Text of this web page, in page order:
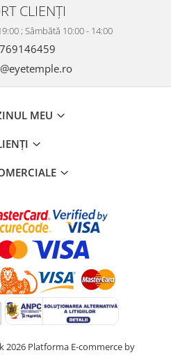
CLIENȚI
; Sâmbătă 10:00 - 14:00
MEU
2026 Platforma E-commerce by